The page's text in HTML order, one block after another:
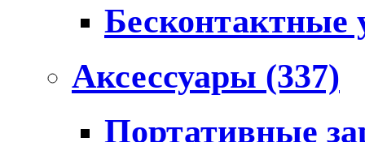
Бесконтактные
Аксессуары (337)
Портативные